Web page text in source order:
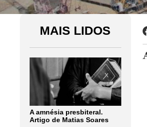
MAIS LIDOS
A amnésia presbiteral.
Artigo de Matias Soares